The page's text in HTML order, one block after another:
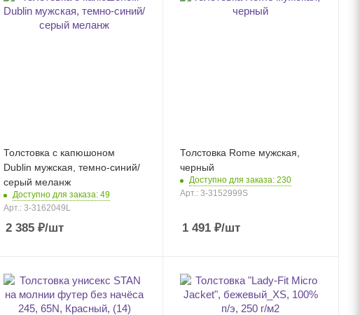
Толстовка с капюшоном
Dublin мужская, темно-синий/
серый меланж
Доступно для заказа: 49
Арт.: 3-3162049L
2 385 ₽/шт
Толстовка Rome мужская,
черный
Доступно для заказа: 230
Арт.: 3-3152999S
1 491₽/шт